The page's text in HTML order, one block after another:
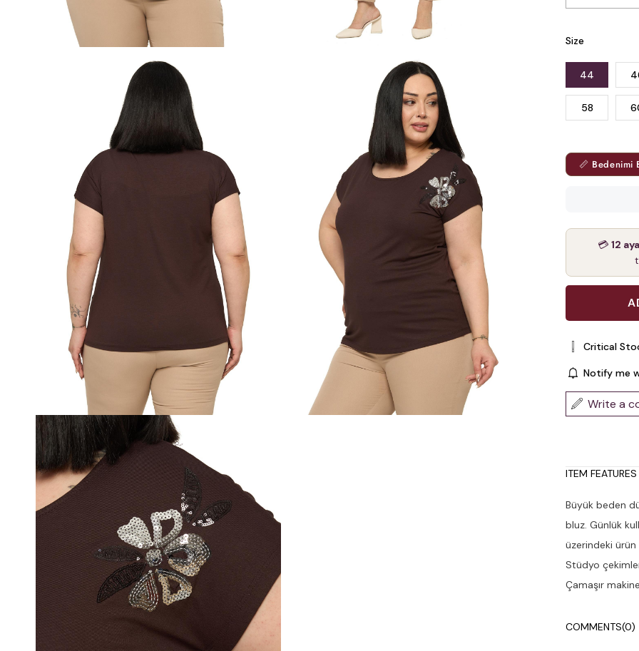
Size
44
58
📏 Bedenimi
💳12
Critical
Notify me
Write a
ITEM FEATURES
Büyük beden
bluz. Günlük
üzerindeki ürün
Stüdyo
Çamaşır
COMMENTS(0)